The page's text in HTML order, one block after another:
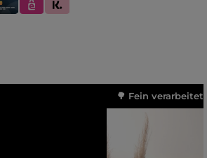
und Debitkarte
eps Klarna (Rechnung / Ratenkauf / Sofort)
🌳 Fein